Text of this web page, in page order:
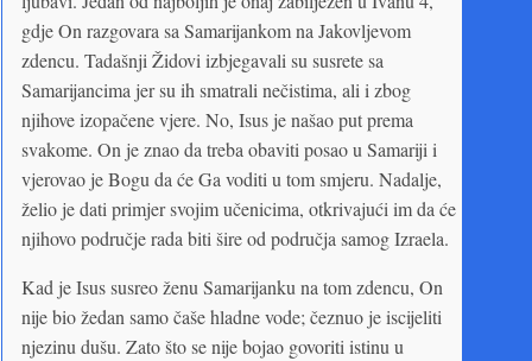
gdje On razgovara sa Samarijankom na Jakovljevom
zdencu. Tadašnji Židovi izbjegavali su susrete sa
Samarijancima jer su ih smatrali nečistima, ali i zbog
njihove izopačene vjere. No, Isus je našao put prema
svakome. On je znao da treba obaviti posao u Samariji i
vjerovao je Bogu da će Ga voditi u tom smjeru. Nadalje,
želio je dati primjer svojim učenicima, otkrivajući im da će
njihovo područje rada biti šire od područja samog Izraela.
Kad je Isus susreo ženu Samarijanku na tom zdencu, On
nije bio žedan samo čaše hladne vode; čeznuo je iscijeliti
njezinu dušu. Zato što se nije bojao govoriti istinu u